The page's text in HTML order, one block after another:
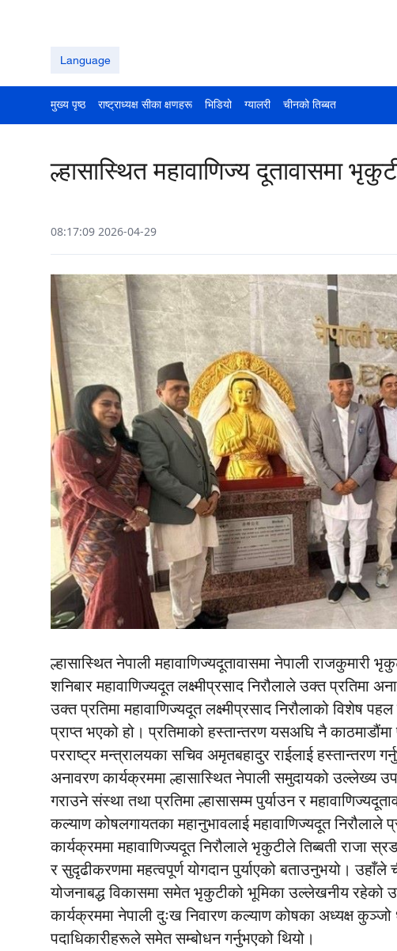
Language
मुख्य पृष्ठ राष्ट्राध्यक्ष सीका क्षणहरू भिडियो ग्यालरी चीनको तिब्बत
ल्हासास्थित महावाणिज्य दूतावासमा
08:17:09 2026-04-29
ल्हासास्थित नेपाली महावाणिज्यदूतावासमा नेपाली
शनिबार महावाणिज्यदूत लक्ष्मीप्रसाद निरौलाले उक्त प्रतिमा
उक्त प्रतिमा महावाणिज्यदूत लक्ष्मीप्रसाद निरौलाको विशेष
प्राप्त भएको हो। प्रतिमाको हस्तान्तरण यसअघि नै
परराष्ट्र मन्त्रालयका सचिव अमृतबहादुर राईलाई हस्तान्तरण
अनावरण कार्यक्रममा ल्हासास्थित नेपाली समुदायको उल्लेख्य
गराउने संस्था तथा प्रतिमा ल्हासासम्म पुर्याउन र
कल्याण कोषलगायतका महानुभावलाई महावाणिज्यदूत निरौलाले
कार्यक्रममा महावाणिज्यदूत निरौलाले भृकुटीले तिब्बती राजा
र सुदृढीकरणमा महत्वपूर्ण योगदान पुर्याएको बताउनुभयो। उहाँले
योजनाबद्ध विकासमा समेत भृकुटीको भूमिका उल्लेखनीय रहेको
कार्यक्रममा नेपाली दुःख निवारण कल्याण कोषका अध्यक्ष
पदाधिकारीहरूले समेत सम्बोधन गर्नुभएको थियो।